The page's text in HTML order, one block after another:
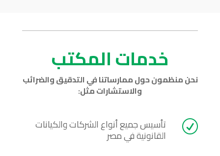
خدمات المكتب
نحن منظمون حول ممارساتنا في التدقيق والضرائب
والاستشارات مثل:
R تأسيس جميع أنواع الشركات والكيانات
القانونية في مصر